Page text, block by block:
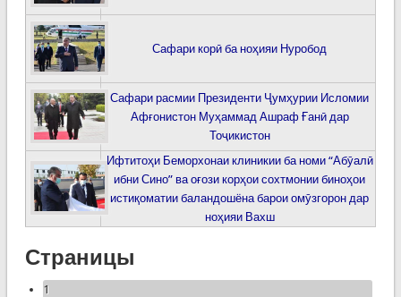
Сафари корӣ ба ноҳияи Нуробод
Сафари расмии Президенти Ҷумҳурии Исломии
Афғонистон Муҳаммад Ашраф Ғанӣ дар
Тоҷикистон
Ифтитоҳи Беморхонаи клиникии ба номи “Абӯалӣ
ибни Сино” ва оғози корҳои сохтмонии биноҳои
истиқоматии баландошёна барои омӯзгорон дар
ноҳияи Вахш
Страницы
1